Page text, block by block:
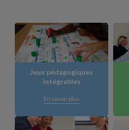
Jeux pédagogiques
intégrables
En savoir plus